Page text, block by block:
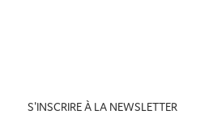
S'INSCRIRE À LA NEWSLETTER